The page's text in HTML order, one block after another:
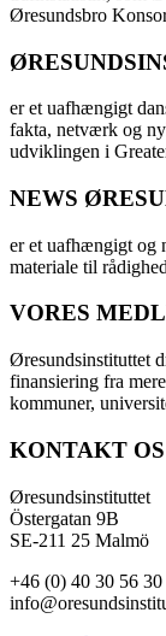
Øresundsbro
er et uafhængigt
fakta, netværk og
udviklingen i
NEWS
er et uafhængigt og
materiale til
VORES
Øresundsinstituttet
finansiering fra
kommuner,
KONTAKT OS
Øresundsinstituttet
Östergatan 9B
SE-211 25 Malmö
+46 (0) 40 30 56 30